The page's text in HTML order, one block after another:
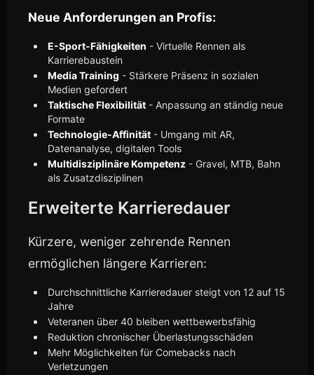
Neue Anforderungen an Profis:
E-Sport-Fähigkeiten - Virtuelle Rennen als
Karrierebaustein
Media Training - Stärkere Präsenz in sozialen
Medien gefordert
Taktische Flexibilität - Anpassung an ständig neue
Formate
Technologie-Affinität - Umgang mit AR,
Datenanalyse, digitalen Tools
Multidisziplinäre Kompetenz - Gravel, MTB, Bahn
als Zusatzdisziplinen
Erweiterte Karrieredauer
Kürzere, weniger zehrende Rennen
ermöglichen längere Karrieren:
Durchschnittliche Karrieredauer steigt von 12 auf 15
Jahre
Veteranen über 40 bleiben wettbewerbsfähig
Reduktion chronischer Überlastungsschäden
Mehr Möglichkeiten für Comebacks nach
Verletzungen